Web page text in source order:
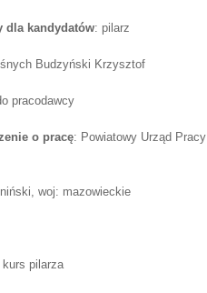
dla kandydatów: pilarz
Budzyński Krzysztof
pracodawcy
o pracę: Powiatowy Urząd
woj: mazowieckie
kurs pilarza